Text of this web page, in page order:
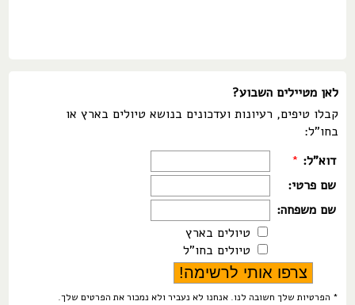
לאן מטיילים השבוע?
קבלו טיפים, רעיונות ועדכונים בנושא טיולים בארץ או
בחו"ל:
דוא"ל: *
שם פרטי:
שם משפחה:
טיולים בארץ
טיולים בחו"ל
* הפרטיות שלך חשובה לנו. אנחנו לא נעביר ולא נמכור את הפרטים שלך.